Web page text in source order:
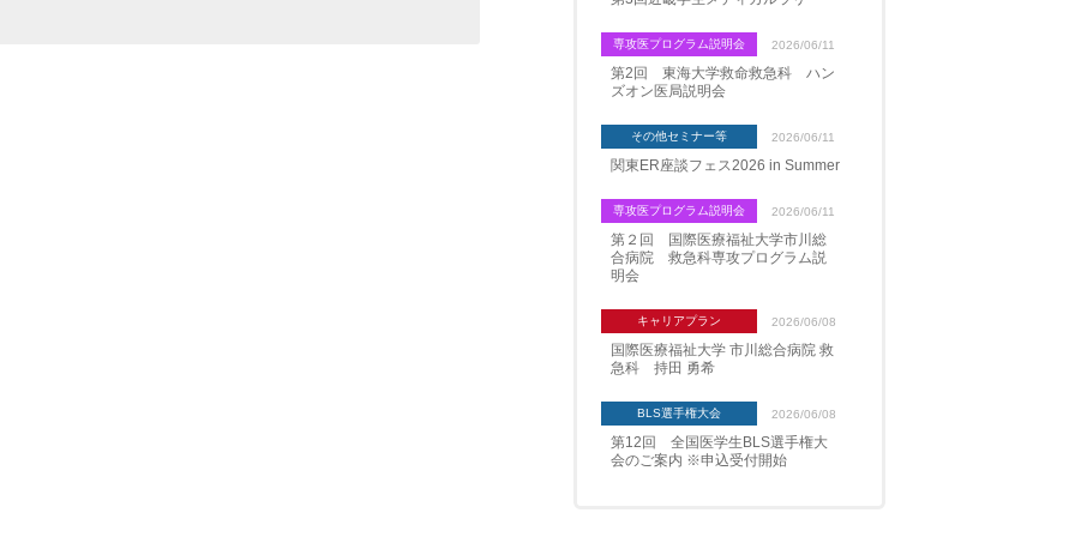
専攻医プログラム説明会 2026/06/11
第2回 東海大学救命救急科 ハン
ズオン医局説明会
その他セミナー等 2026/06/11
関東ER座談フェス2026 in Summer
専攻医プログラム説明会 2026/06/11
第２回 国際医療福祉大学市川総
合病院 救急科専攻プログラム説
明会
キャリアプラン 2026/06/08
国際医療福祉大学 市川総合病院 救
急科 持田 勇希
BLS選手権大会 2026/06/08
第12回 全国医学生BLS選手権大
会のご案内 ※申込受付開始